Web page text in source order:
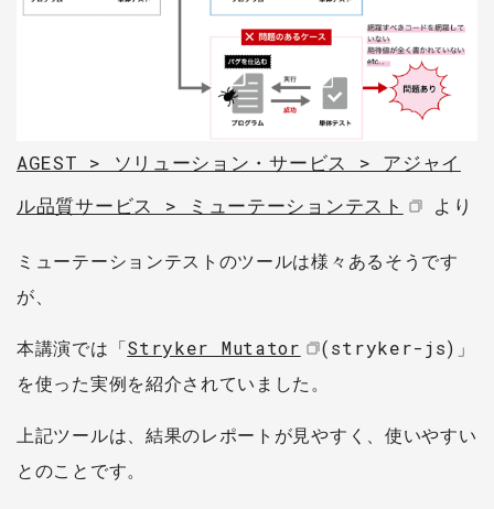
AGEST > ソリューション・サービス > アジャイ
ル品質サービス > ミューテーションテスト
より
ミューテーションテストのツールは様々あるそうです
が、
本講演では「Stryker Mutator
(stryker-js)」
を使った実例を紹介されていました。
上記ツールは、結果のレポートが見やすく、使いやすい
とのことです。